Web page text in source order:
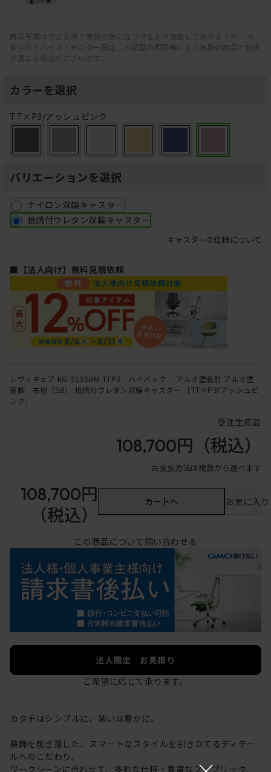
商品写真はできる限り実物の色に近づけるよう徹底しておりますが、 お
使いのデバイス・モニター設定、お部屋の照明等により実際の商品と色味
が異なる場合がございます。
カラーを選択
TT×P3/アッシュピンク
バリエーションを選択
ナイロン双輪キャスター
抵抗付ウレタン双輪キャスター
キャスターの仕様について
■【法人向け】無料見積依頼
レヴィチェア KG-515SBM-TTP3 ハイバック アルミ塗装肘 アルミ塗
装脚 布地（SB） 抵抗付ウレタン双輪キャスター ［TT×P3/アッシュピ
ンク］
受注生産品
108,700円 （税込）
お支払方法は複数から選べます
108,700円
（税込）
カートへ お気に入
この商品について問い合わせる
法人限定 お見積り
ご希望に応じて承ります。
カタチはシンプルに。装いは豊かに。
装飾を削ぎ落した、スマートなスタイルを引き立てるディテー
ルへのこだわり。
ワークシーンに合わせて、多彩な仕様・豊富なファブリック、